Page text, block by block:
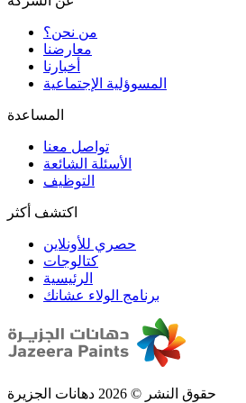
من نحن؟
المسوؤلية الإجتماعية
تواصل معنا
الأسئلة الشائعة
التوظيف
اكتشف أكثر
حصري للأونلاين
الرئيسية
برنامج الولاء عشانك
حقوق النشر © 2026 دهانات الجزيرة